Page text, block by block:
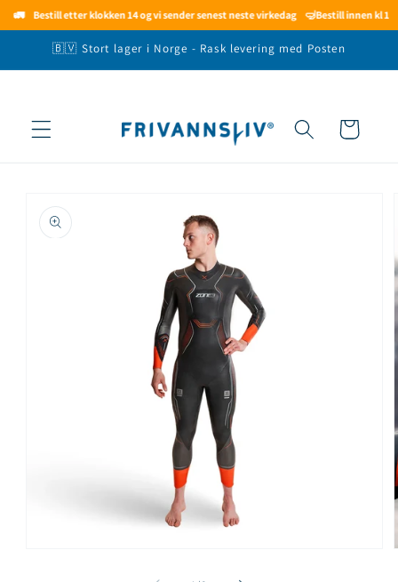
Bestill etter klokken 14 og vi sender senest neste virkedag 🤿 Bestill innen kl
til
innholdet
🇧🇻 Stort lager i Norge - Rask levering med Posten
Handlekurv